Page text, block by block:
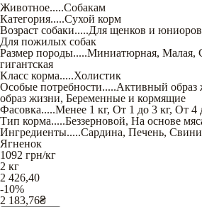
Животное.....Собакам
Категория.....Сухой корм
Возраст собаки.....Для щенков и юниоров
Для пожилых собак
Размер породы.....Миниатюрная, Малая,
гигантская
Класс корма.....Холистик
Особые потребности.....Активный образ
образ жизни, Беременные и кормящие
Фасовка.....Менее 1 кг, От 1 до 3 кг, От 4
Тип корма.....Беззерновой, На основе
Ингредиенты.....Сардина, Печень,
Ягненок
1092 грн/кг
2 кг
2 426,40
-10%
2 183,76₴